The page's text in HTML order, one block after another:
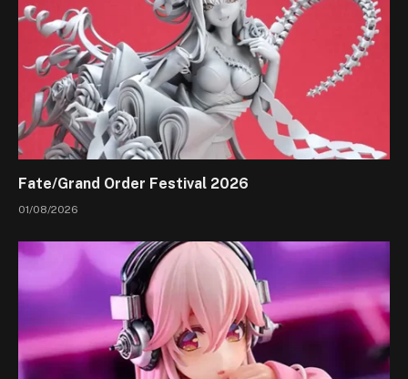
Fate/Grand Order Festival 2026
01/08/2026